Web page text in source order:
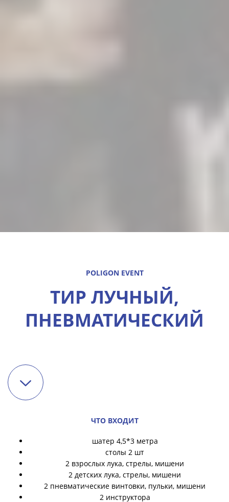
POLIGON EVENT
ТИР ЛУЧНЫЙ,
ПНЕВМАТИЧЕСКИЙ
ЧТО ВХОДИТ
шатер 4,5*3 метра
столы 2 шт
2 взрослых лука, стрелы, мишени
2 детских лука, стрелы, мишени
2 пневматические винтовки, пульки, мишени
2 инструктора